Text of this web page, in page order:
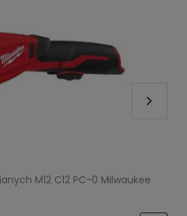
M12 C12 PC-0 Milwaukee